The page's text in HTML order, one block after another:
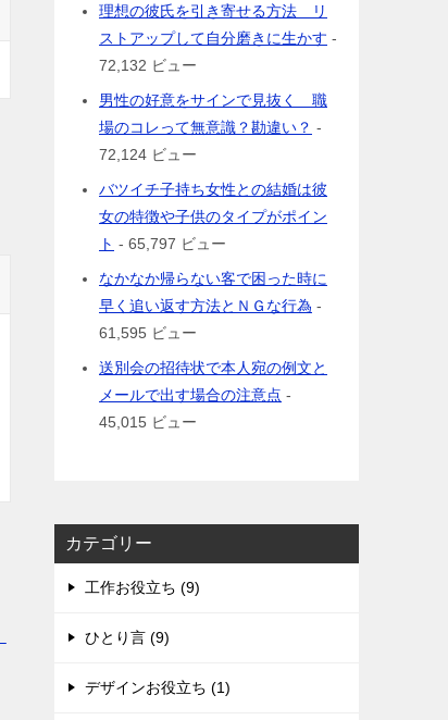
理想の彼氏を引き寄せる方法 リ
ストアップして自分磨きに生かす -
72,132 ビュー
男性の好意をサインで見抜く 職
場のコレって無意識？勘違い？ -
72,124 ビュー
バツイチ子持ち女性との結婚は彼
女の特徴や子供のタイプがポイン
ト - 65,797 ビュー
なかなか帰らない客で困った時に
早く追い返す方法とＮＧな行為 -
61,595 ビュー
送別会の招待状で本人宛の例文と
メールで出す場合の注意点 -
45,015 ビュー
カテゴリー
工作お役立ち (9)
ひとり言 (9)
デザインお役立ち (1)